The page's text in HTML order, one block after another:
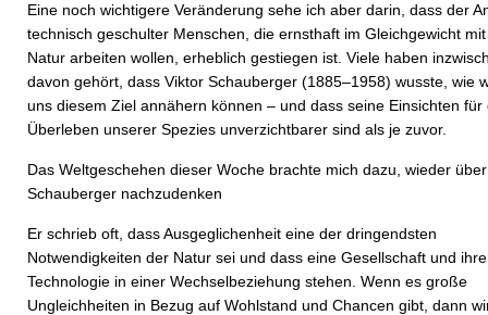
Eine noch wichtigere Veränderung sehe ich aber darin, dass der
technisch geschulter Menschen, die ernsthaft im Gleichgewicht
Natur arbeiten wollen, erheblich gestiegen ist. Viele haben
davon gehört, dass Viktor Schauberger (1885–1958) wusste, wie
uns diesem Ziel annähern können – und dass seine Einsichten für
Überleben unserer Spezies unverzichtbarer sind als je zuvor.
Das Weltgeschehen dieser Woche brachte mich dazu, wieder über
Schauberger nachzudenken
Er schrieb oft, dass Ausgeglichenheit eine der dringendsten
Notwendigkeiten der Natur sei und dass eine Gesellschaft und ihre
Technologie in einer Wechselbeziehung stehen. Wenn es große
Ungleichheiten in Bezug auf Wohlstand und Chancen gibt, dann